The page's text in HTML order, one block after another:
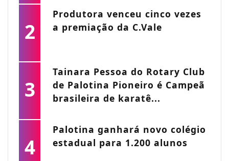
2
Produtora venceu cinco vezes
a premiação da C.Vale
3
Tainara Pessoa do Rotary Club
de Palotina Pioneiro é Campeã
brasileira de karatê...
4
Palotina ganhará novo colégio
estadual para 1.200 alunos